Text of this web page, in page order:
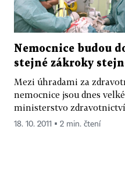
Nemocnice budou
stejné zákroky
Mezi úhradami za
nemocnice jsou dnes
ministerstvo
18. 10. 2011 ▪ 2 min. čtení